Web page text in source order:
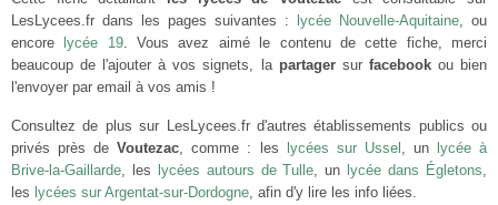
LesLycees.fr dans les pages suivantes :
lycée Nouvelle-Aquitaine, ou
encore
lycée 19. Vous avez aimé le contenu de cette fiche, merci
beaucoup de l'ajouter à vos signets, la partagersur facebookou bien
l'envoyer par email à vos amis !
Consultez de plus sur LesLycees.fr d'autres établissements publics ou
privés près deVoutezac, comme : les lycées sur Ussel , un
lycée à
Brive-la-Gaillarde, les lycées autours de Tulle, un lycée dans Égletons,
les lycées sur Argentat-sur-Dordogne, afin d'y lire les info liées.